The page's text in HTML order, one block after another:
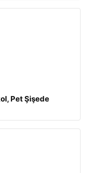
Pet Şişede